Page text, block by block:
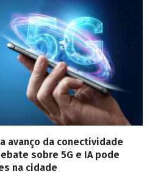
avanço da conectividade
sobre 5G e IA pode
na cidade